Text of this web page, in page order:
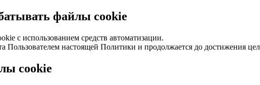
файлы cookie
с использованием средств автоматизации.
Пользователем настоящей Политики и продолжается до достижения
cookie